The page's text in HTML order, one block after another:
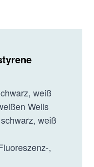
weiß
Wells
weiß
,